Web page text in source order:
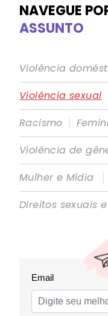
NAVEGUE
ASSUNTO
Violência
Violência sexual
Racismo |
Violência de
Mulher e Mídia
|
Direitos sexuais